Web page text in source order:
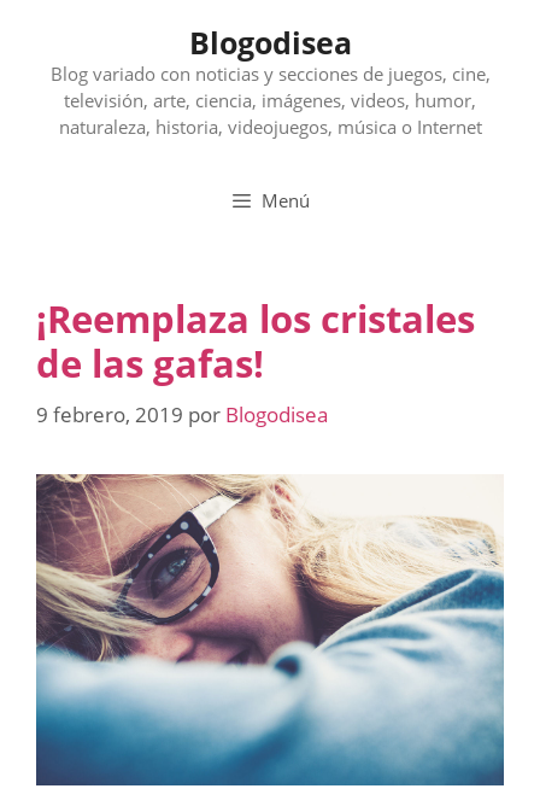
contenido
Blogodisea
Blog variado con noticias y secciones de juegos, cine,
televisión, arte, ciencia, imágenes, videos, humor,
naturaleza, historia, videojuegos, música o Internet
Menú
¡Reemplaza los cristales
de las gafas!
9 febrero, 2019 por Blogodisea